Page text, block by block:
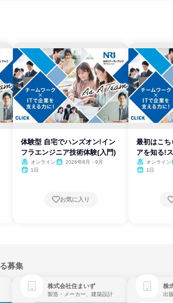
体験型 自宅でハンズオン!イン
フラエンジニア技術体験(入門)
オンライン
2026年8月・9月
1日
お気に入り
最初はこち
アを知る!
オンライン
1日
募集
株式会社住まいず
製造・メーカー、建築設計
株
出